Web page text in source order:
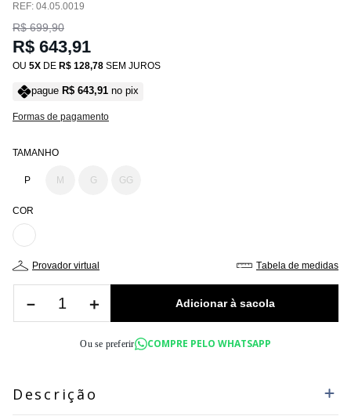
: 04.05.0019
R$ 699,90
R$ 643,91
OU 5 DE R$ 128,78 SEM JUROS
pague R$ 643,91 no pix
Formas de pagamento
TAMANHO
P M G GG
COR
provador virtual tabela de medidas
＋
－
Ou se preferir COMPRE PELO WHATSAPP
Descrição